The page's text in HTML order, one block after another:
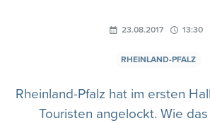
23.08.2017 13:30
RHEINLAND-PFALZ
Rheinland-Pfalz hat im ersten
Touristen angelockt. Wie